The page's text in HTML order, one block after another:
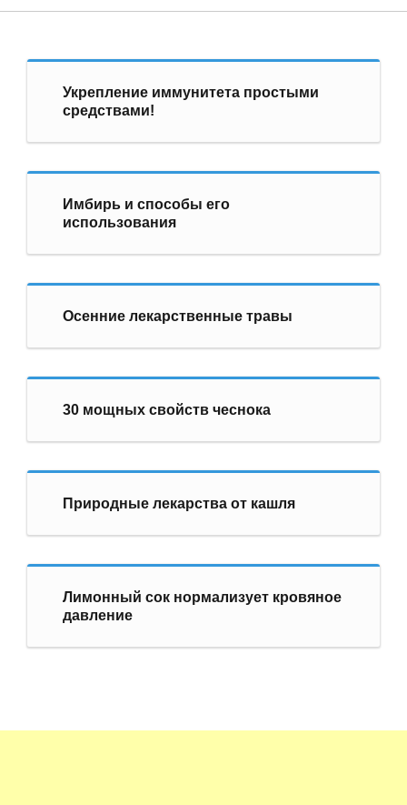
Укрепление иммунитета простыми
средствами!
Имбирь и способы его
использования
Осенние лекарственные травы
30 мощных свойств чеснока
Природные лекарства от кашля
Лимонный сок нормализует кровяное
давление